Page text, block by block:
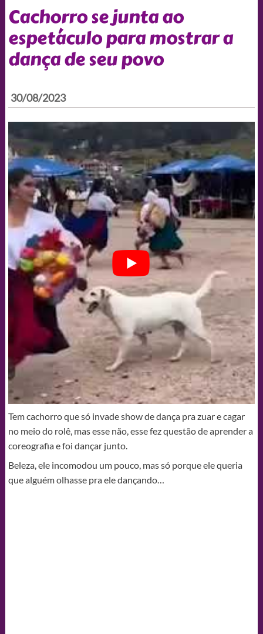
Cachorro se junta ao
espetáculo para mostrar a
dança de seu povo
30/08/2023
Tem cachorro que só invade show de dança pra zuar e cagar
no meio do rolê, mas esse não, esse fez questão de aprender a
coreografia e foi dançar junto.
Beleza, ele incomodou um pouco, mas só porque ele queria
que alguém olhasse pra ele dançando…